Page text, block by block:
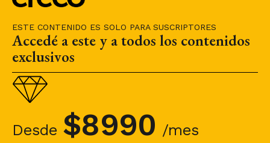
ESTE CONTENIDO ES SOLO PARA SUSCRIPTORES
Accedé a este y a todos los contenidos
exclusivos
Desde $8990 /mes